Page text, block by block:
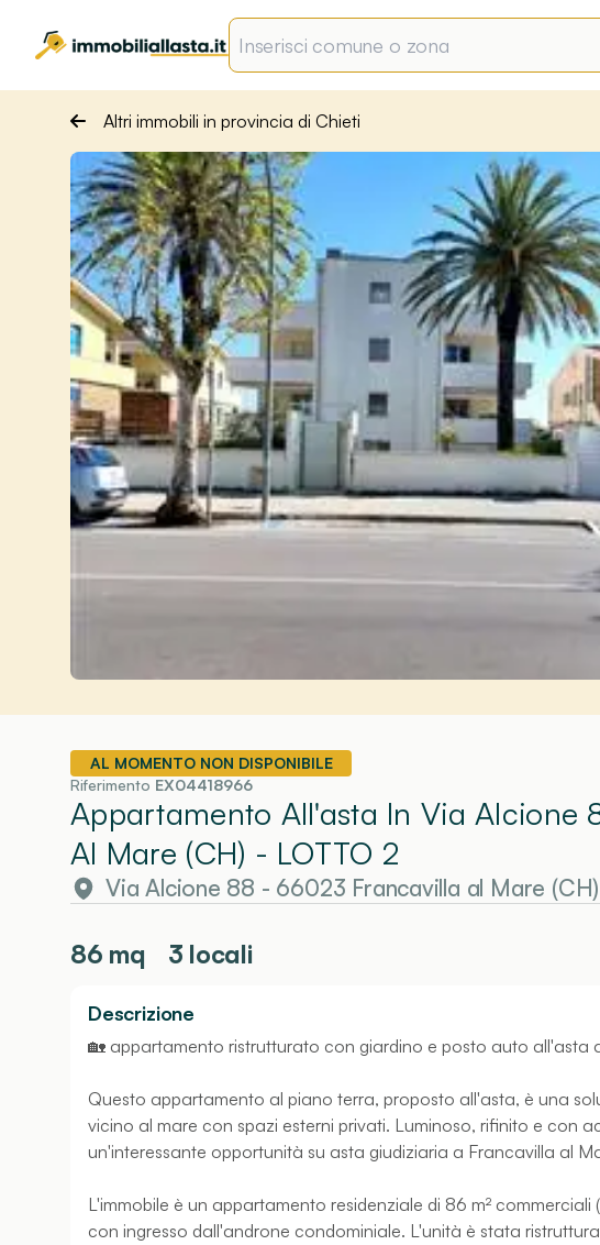
Altri immobili in provincia di Chieti
AL MOMENTO NON DISPONIBILE
Riferimento EX04418966
Appartamento All'asta In Via Alcione
Al Mare (CH) - LOTTO 2
Via Alcione 88 - 66023 Francavilla al Mare (CH)
86 mq 3 locali
Descrizione
🏡 appartamento ristrutturato con giardino e posto auto all'asta
Questo appartamento al piano terra, proposto all'asta, è una
vicino al mare con spazi esterni privati. Luminoso, rifinito e con
un'interessante opportunità su asta giudiziaria a Francavilla al
L'immobile è un appartamento residenziale di 86 m²
con ingresso dall'androne condominiale. L'unità è stata